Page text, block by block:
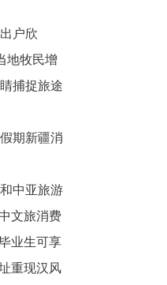
户欣
行
地牧民增
捕捉旅途
期新疆消
中亚旅游
文旅消费
业生可享
重现汉风